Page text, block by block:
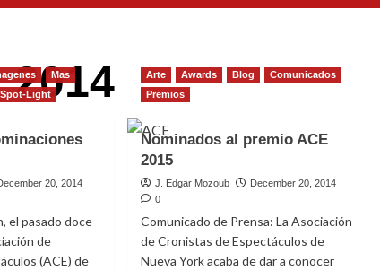
2014
Mas
Spot-Light
20, 2014
el pasado doce
de
(ACE) de
Arte Awards Blog
Comunicados
Premios
Nominados al premio ACE
2015
J. Edgar Mozoub
December 20, 2014
0
Comunicado de Prensa: La Asociación
de Cronistas de Espectáculos de
Nueva York acaba de dar a conocer